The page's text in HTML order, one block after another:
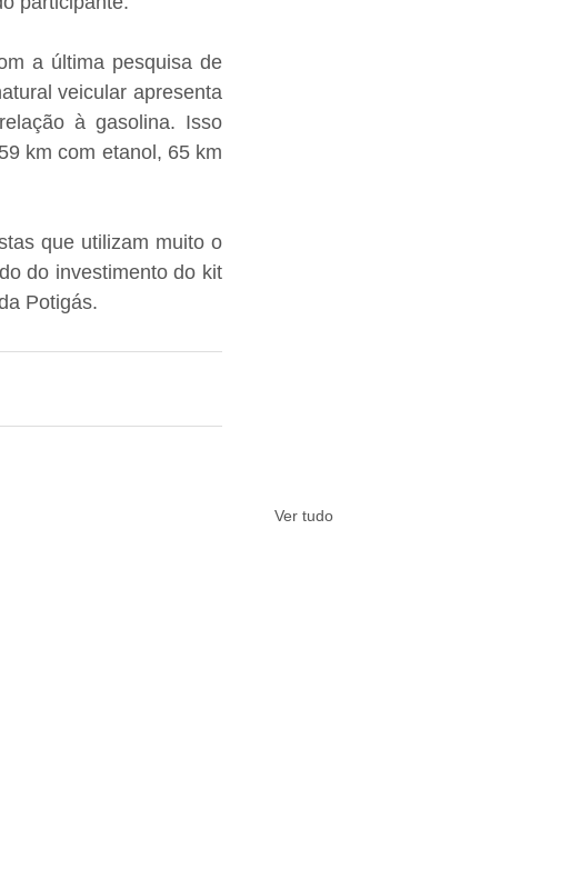
a última pesquisa de
veicular apresenta
à gasolina. Isso
km com etanol, 65 km
que utilizam muito o
do investimento do kit
Potigás.
Ver tudo